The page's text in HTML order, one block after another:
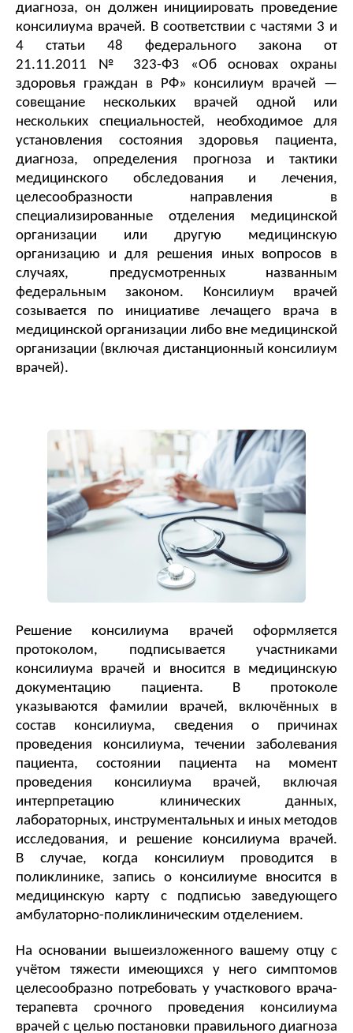
диагноза, он должен инициировать проведение
консилиума врачей. В соответствии с частями 3 и
4 статьи 48 федерального закона от
21.11.2011 № 323-ФЗ «Об основах охраны
здоровья граждан в РФ» консилиум врачей —
совещание нескольких врачей одной или
нескольких специальностей, необходимое для
установления состояния здоровья пациента,
диагноза, определения прогноза и тактики
медицинского обследования и лечения,
целесообразности направления в
специализированные отделения медицинской
организации или другую медицинскую
организацию и для решения иных вопросов в
случаях, предусмотренных названным
федеральным законом. Консилиум врачей
созывается по инициативе лечащего врача в
медицинской организации либо вне медицинской
организации (включая дистанционный консилиум
врачей).
Решение консилиума врачей оформляется
протоколом, подписывается участниками
консилиума врачей и вносится в медицинскую
документацию пациента. В протоколе
указываются фамилии врачей, включённых в
состав консилиума, сведения о причинах
проведения консилиума, течении заболевания
пациента, состоянии пациента на момент
проведения консилиума врачей, включая
интерпретацию клинических данных,
лабораторных, инструментальных и иных методов
исследования, и решение консилиума врачей.
В случае, когда консилиум проводится в
поликлинике, запись о консилиуме вносится в
медицинскую карту с подписью заведующего
амбулаторно-поликлиническим отделением.
На основании вышеизложенного вашему отцу с
учётом тяжести имеющихся у него симптомов
целесообразно потребовать у участкового врача-
терапевта срочного проведения консилиума
врачей с целью постановки правильного диагноза